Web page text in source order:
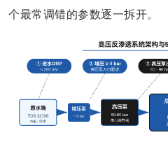
个最常调错的参数逐一拆开。